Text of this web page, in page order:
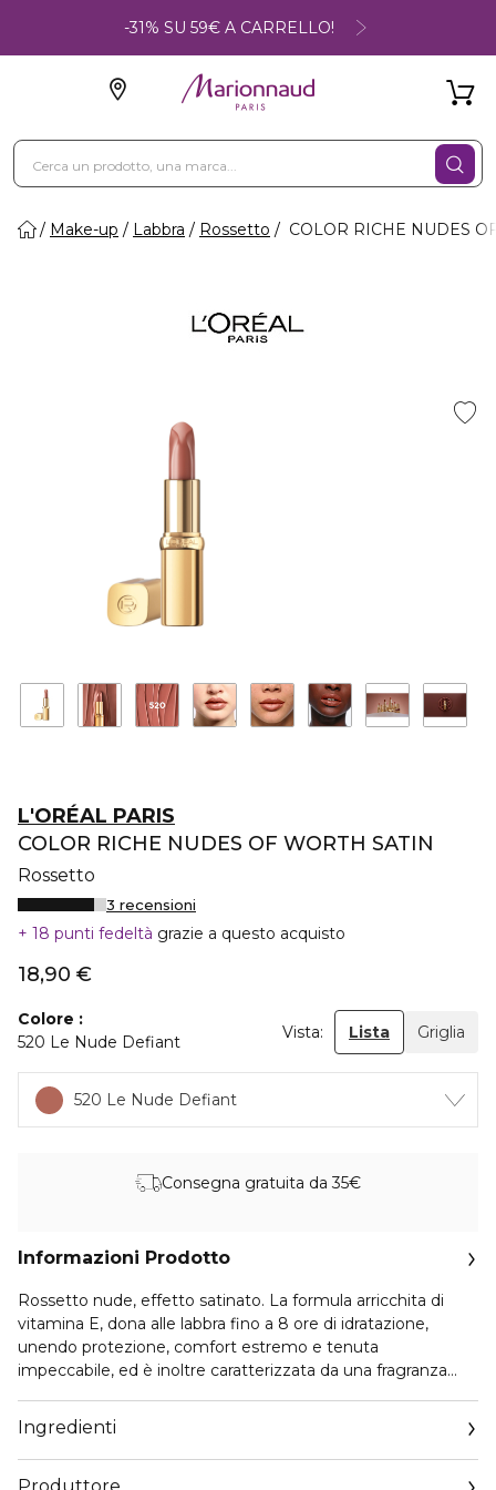
-31% SU 59€ A CARRELLO!
Make-up Labbra Rossetto COLOR RICHE NUDES
L'ORÉAL PARIS
COLOR RICHE NUDES OF WORTH SATIN
Rossetto
3 recensioni
18 punti fedeltà grazie a questo acquisto
18,90 €
Colore
520 Le Nude Defiant
Vista: Lista Griglia
520 Le Nude Defiant
Consegna gratuita da 35€
Informazioni Prodotto
Rossetto nude, effetto satinato. La formula arricchita di
vitamina E, dona alle labbra fino a 8 ore di idratazione,
unendo protezione, comfort estremo e tenuta
impeccabile, ed è inoltre caratterizzata da una fragranza
iris che esprimono l’allure parigino. Per labbra naturali e
idratate dal look audace e radioso.
Ingredienti